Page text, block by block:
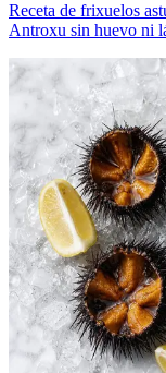
Receta de frixuelos
Antroxu sin huevo ni